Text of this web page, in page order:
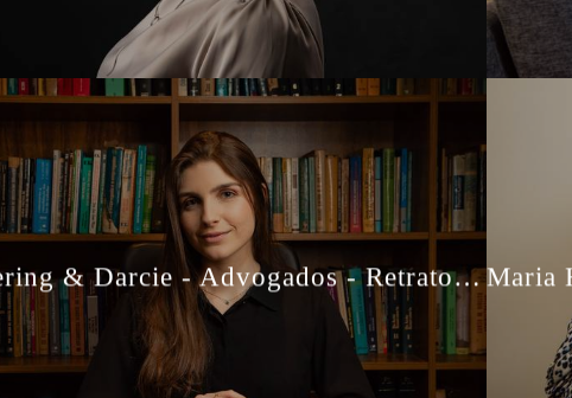
Doering & Darcie - Advogados - Retratos Profissionais